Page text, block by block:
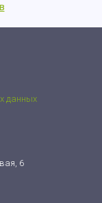
данных
6